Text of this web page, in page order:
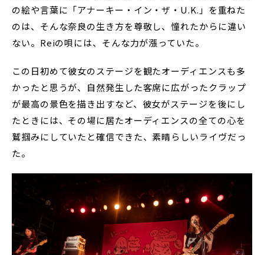
の絵や言葉に「アナーキー・イン・ザ・U.K.」を重ねた
のは、そんな奈良の生き方を尊敬し、憧れたからに違い
ない。Reiの唄には、そんな力が漲っていた。
この日初めて彼女のステージを観たオーディエンスも多
かったと思うが、自然発生した客席に広がったクラップ
が最高の景色を描き出すなど、彼女がステージを後にし
たときには、その場に居たオーディエンスの全ての心を
鷲掴みにしていたと確信できた、素晴らしいライヴだっ
た。